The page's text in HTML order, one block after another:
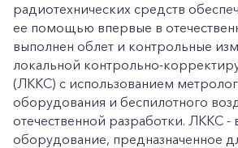
радиотехнических средств
ее помощью впервые в
выполнен облет и контрольные
локальной контрольно-
(ЛККС) с использованием
оборудования и беспилотного
отечественной разработки. ЛККС -
оборудование, предназначенное